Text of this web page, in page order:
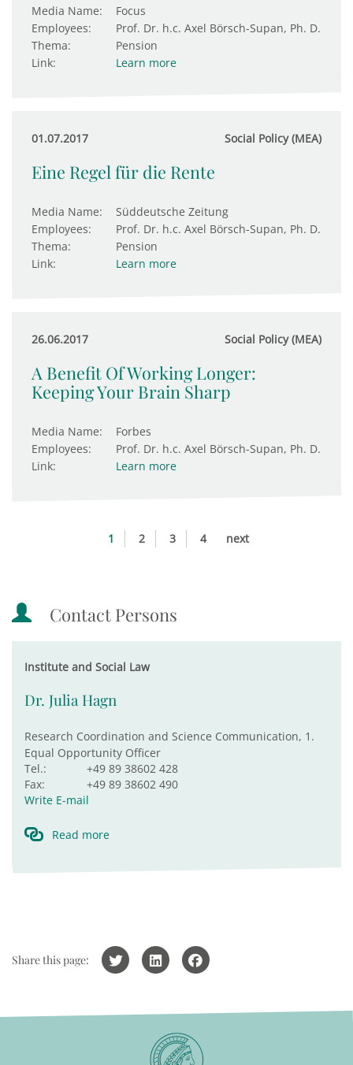
Media Name:
Focus
Employees:
Prof. Dr. h.c. Axel Börsch-Supan, Ph. D.
Thema:
Pension
Link:
Learn more
01.07.2017 Social Policy (MEA)
Eine Regel für die Rente
Media Name:
Süddeutsche Zeitung
Employees:
Prof. Dr. h.c. Axel Börsch-Supan, Ph. D.
Thema:
Pension
Link:
Learn more
26.06.2017 Social Policy (MEA)
A Benefit Of Working Longer:
Keeping Your Brain Sharp
Media Name:
Forbes
Employees:
Prof. Dr. h.c. Axel Börsch-Supan, Ph. D.
Link:
Learn more
1 2 3 4 next
Contact Persons
Institute and Social Law
Dr. Julia Hagn
Research Coordination and Science Communication, 1.
Equal Opportunity Officer
Tel.:
+49 89 38602 428
Fax:
+49 89 38602 490
Write E-mail
Read more
Share this page: